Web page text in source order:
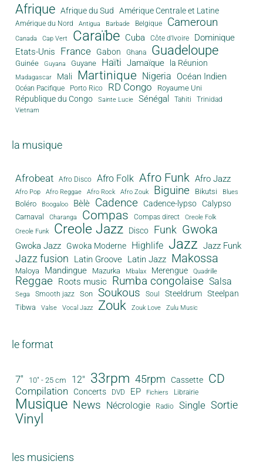
Afrique Afrique du Sud Amérique Centrale et Latine
Amérique du Nord Antigua Barbade Belgique Cameroun
Canada Cap Vert Caraïbe Cuba Côte d'Ivoire
Dominique
Etats-Unis
France Gabon Ghana Guadeloupe
Guinée Guyana Guyane Haïti Jamaïque la Réunion
Madagascar Mali Martinique Nigeria Océan Indien
Océan Pacifique Porto Rico RD Congo Royaume Uni
République du Congo Sainte Lucie Sénégal Tahiti Trinidad
Vietnam
la musique
Afrobeat Afro Disco Afro Folk Afro Funk Afro Jazz
Afro Pop Afro Reggae Afro Rock Afro Zouk Biguine Bikutsi Blues
Boléro Boogaloo Bèlè Cadence Cadence-lypso Calypso
Carnaval Charanga Compas Compas direct
Creole Folk
Creole Funk
Creole Jazz Disco Funk Gwoka
Gwoka Jazz Gwoka Moderne Highlife Jazz Jazz Funk
Jazz fusion Latin Groove Latin Jazz Makossa
Maloya Mandingue Mazurka Mbalax Merengue Quadrille
Reggae Roots music Rumba congolaise Salsa
Sega Smooth jazz Son Soukous Soul Steeldrum Steelpan
Tibwa Valse Vocal Jazz Zouk Zouk Love Zulu Music
le format
7" 10" - 25 cm 12" 33rpm 45rpm Cassette CD
Compilation Concerts DVD EP Fichiers Librairie
Musique News Nécrologie Radio Single Sortie
Vinyl
les musiciens